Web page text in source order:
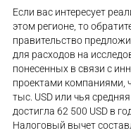
Если вас интересует
этом регионе, то
правительство
для расходов на
понесенных в связи с
проектами компаниями,
тыс. USD или чья
достигла 62 500 USD в
Налоговый вычет